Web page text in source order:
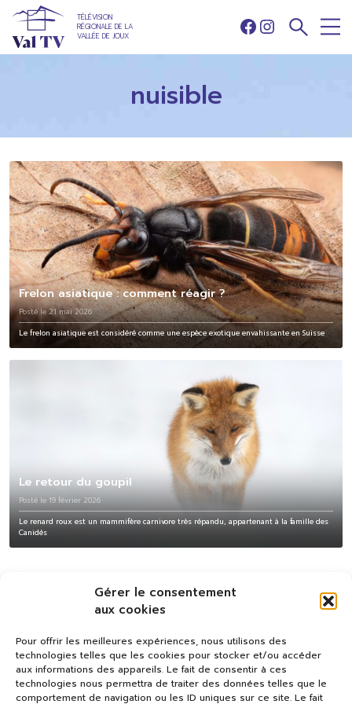
Gérer le consentement
aux cookies
Pour offrir les meilleures expériences, nous utilisons des
technologies telles que les cookies pour stocker et/ou accéder
aux informations des appareils. Le fait de consentir à ces
technologies nous permettra de traiter des données telles que le
comportement de navigation ou les ID uniques sur ce site. Le fait
TÉLÉVISION
RÉGIONALE DE LA
VALLÉE DE JOUX
Facebook
Instagram
nuisible
Frelon asiatique : comment réagir ?
Posté le 21 mai 2026
Le frelon asiatique est considéré comme une espèce exotique envahissante en Suisse
Le retour du goupil
Posté le 19 février 2026
Le renard roux est un mammifère carnivore très répandu, appartenant à la famille des
Canidés